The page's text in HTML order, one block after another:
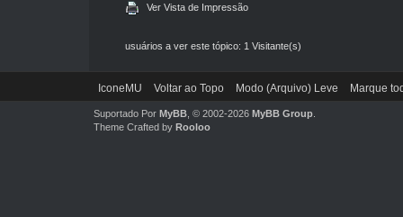
Ver Vista de Impressão
usuários a ver este tópico: 1 Visitante(s)
IconeMU Voltar ao Topo Modo (Arquivo) Leve Marque
Suportado Por MyBB, © 2002-2026 MyBB Group.
Theme Crafted by Rooloo